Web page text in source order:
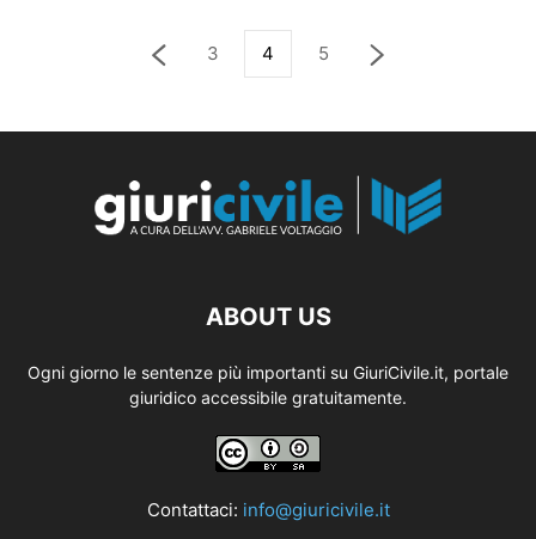
3 4 5
ABOUT US
Ogni giorno le sentenze più importanti su GiuriCivile.it, portale
giuridico accessibile gratuitamente.
Contattaci: info@giuricivile.it